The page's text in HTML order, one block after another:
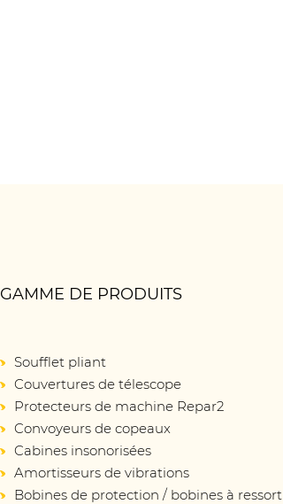
GAMME DE PRODUITS
Soufflet pliant
Couvertures de télescope
Protecteurs de machine Repar2
Convoyeurs de copeaux
Cabines insonorisées
Amortisseurs de vibrations
Bobines de protection / bobines à ressort